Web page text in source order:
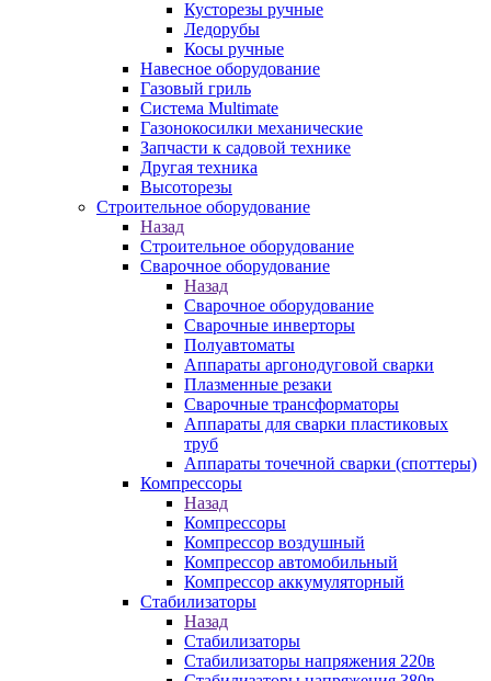
Кусторезы ручные
Ледорубы
Косы ручные
Навесное оборудование
Газовый гриль
Система Multimate
Газонокосилки механические
Запчасти к садовой технике
Другая техника
Высоторезы
Строительное оборудование
Назад
Строительное оборудование
Сварочное оборудование
Назад
Сварочное оборудование
Сварочные инверторы
Полуавтоматы
Аппараты аргонодуговой сварки
Плазменные резаки
Сварочные трансформаторы
Аппараты для сварки пластиковых
труб
Аппараты точечной сварки (споттеры)
Компрессоры
Назад
Компрессоры
Компрессор воздушный
Компрессор автомобильный
Компрессор аккумуляторный
Стабилизаторы
Назад
Стабилизаторы
Стабилизаторы напряжения 220в